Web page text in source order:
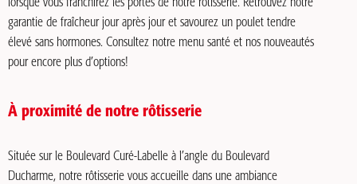
lorsque vous franchirez les portes de notre rôtisserie. Retrouvez notre
garantie de fraîcheur jour après jour et savourez un poulet tendre
élevé sans hormones. Consultez notre menu santé et nos nouveautés
pour encore plus d’options!
À proximité de notre rôtisserie
Située sur le Boulevard Curé-Labelle à l’angle du Boulevard
Ducharme, notre rôtisserie vous accueille dans une ambiance